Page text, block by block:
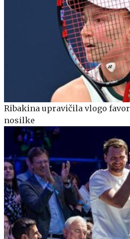
Ribakina upravičila vlogo
nosilke